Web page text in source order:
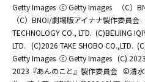
Getty Images ⓒ Getty Images
（C）
（C）BNOI/劇場版アイナナ製作委員会
TECHNOLOGY CO., LTD. (C)BEIJING
LTD. (C)2026 TAKE SHOBO CO.,LTD.
Getty Images ⓒ Getty Images (C)
2023『あんのこと』製作委員会 ©清水